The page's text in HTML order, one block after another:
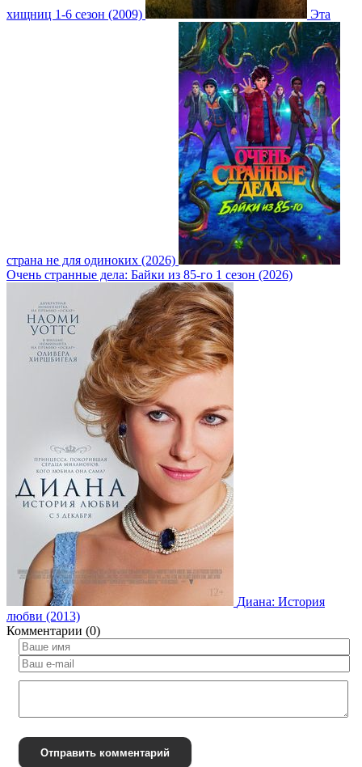
хищниц 1-6 сезон (2009) Эта
страна не для одиноких (2026)
Очень странные дела: Байки из 85-го 1 сезон (2026)
Диана: История
любви (2013)
Комментарии (0)
Отправить комментарий